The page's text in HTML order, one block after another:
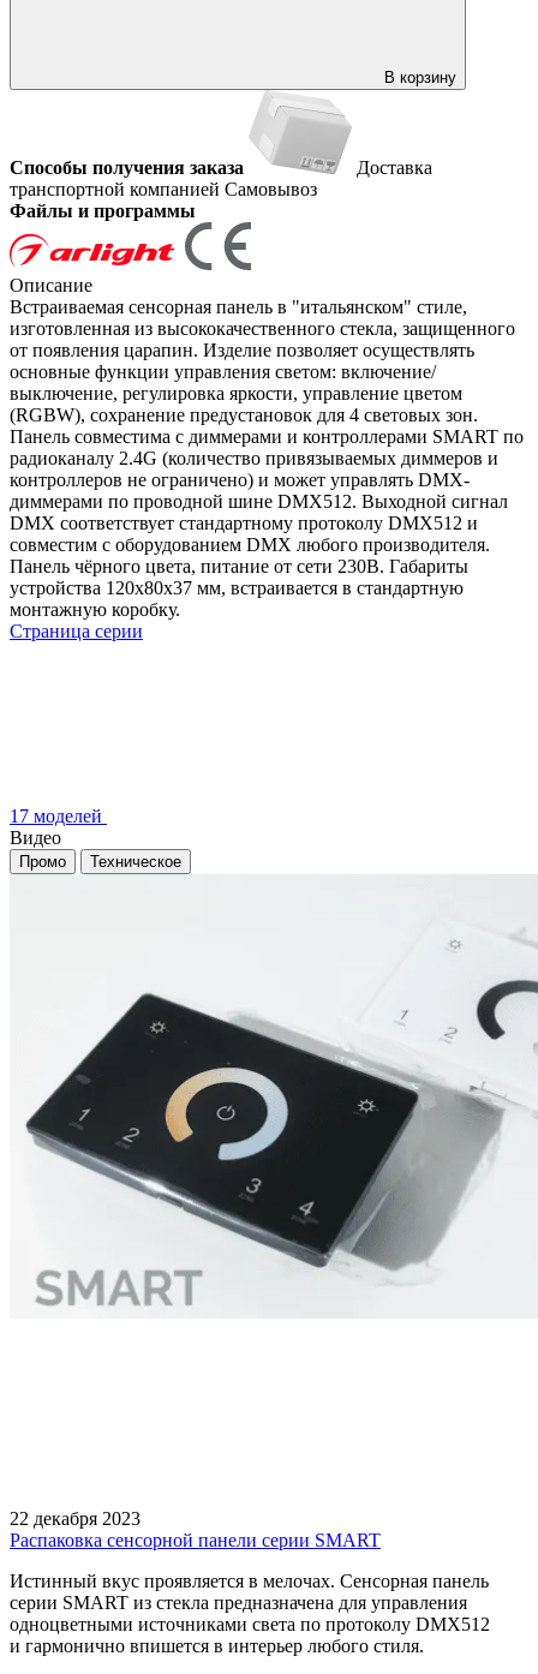
В корзину
Способы получения заказа
Доставка
транспортной компанией Самовывоз
Файлы и программы
Описание
Встраиваемая сенсорная панель в "итальянском" стиле,
изготовленная из высококачественного стекла, защищенного
от появления царапин. Изделие позволяет осуществлять
основные функции управления светом: включение/
выключение, регулировка яркости, управление цветом
(RGBW), сохранение предустановок для 4 световых зон.
Панель совместима с диммерами и контроллерами SMART по
радиоканалу 2.4G (количество привязываемых диммеров и
контроллеров не ограничено) и может управлять DMX-
диммерами по проводной шине DMX512. Выходной сигнал
DMX соответствует стандартному протоколу DMX512 и
совместим с оборудованием DMX любого производителя.
Панель чёрного цвета, питание от сети 230В. Габариты
устройства 120х80х37 мм, встраивается в стандартную
монтажную коробку.
Страница серии
17 моделей
Видео
Промо Техническое
22 декабря 2023
Распаковка сенсорной панели серии SMART
Истинный вкус проявляется в мелочах. Сенсорная панель
серии SMART из стекла предназначена для управления
одноцветными источниками света по протоколу DMX512
и гармонично впишется в интерьер любого стиля.